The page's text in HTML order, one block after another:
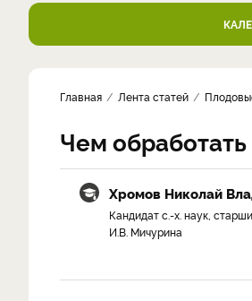
Главная Лента статей
Чем
Хромов Николай
Кандидат с.-х. наук,
И.В. Мичурина